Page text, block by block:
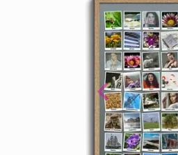
Previous